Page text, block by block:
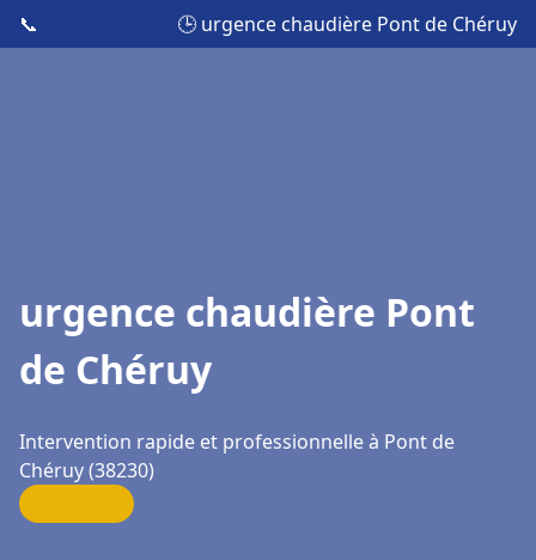
📞 🕒 urgence chaudière Pont de Chéruy
urgence chaudière Pont
de Chéruy
Intervention rapide et professionnelle à Pont de
Chéruy (38230)